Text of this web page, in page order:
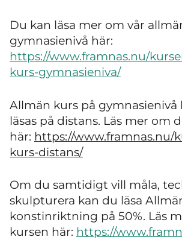
Du kan läsa mer om vår
gymnasienivå här:
https://www.framnas.nu/
kurs-gymnasieniva/
Allmän kurs på gymnasienivå
läsas på distans. Läs mer om
här: https://www.framnas.nu/
kurs-distans/
Om du samtidigt vill måla,
skulpturera kan du läsa
konstinriktning på 50%. Läs
kursen här: https://